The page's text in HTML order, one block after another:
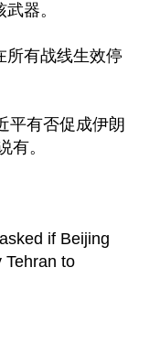
器。
所有战线生效停
平有否促成伊朗
有。
if Beijing
Tehran to